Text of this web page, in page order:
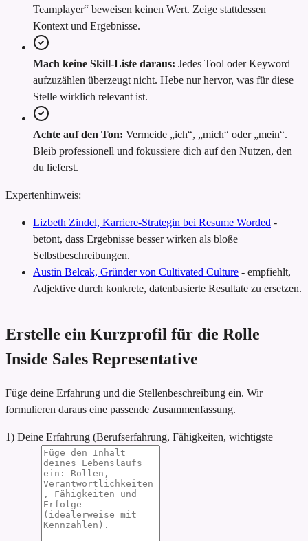
Teamplayer“ beweisen keinen Wert. Zeige stattdessen
Kontext und Ergebnisse.
Mach keine Skill-Liste daraus: Jedes Tool oder Keyword
aufzuzählen überzeugt nicht. Hebe nur hervor, was für diese
Stelle wirklich relevant ist.
Achte auf den Ton: Vermeide „ich“, „mich“ oder „mein“.
Bleib professionell und fokussiere dich auf den Nutzen, den
du lieferst.
Expertenhinweis:
Lizbeth Zindel, Karriere-Strategin bei Resume Worded -
betont, dass Ergebnisse besser wirken als bloße
Selbstbeschreibungen.
Austin Belcak, Gründer von Cultivated Culture - empfiehlt,
Adjektive durch konkrete, datenbasierte Resultate zu ersetzen.
Erstelle ein Kurzprofil für die Rolle
Inside Sales Representative
Füge deine Erfahrung und die Stellenbeschreibung ein. Wir
formulieren daraus eine passende Zusammenfassung.
1) Deine Erfahrung (Berufserfahrung, Fähigkeiten, wichtigste